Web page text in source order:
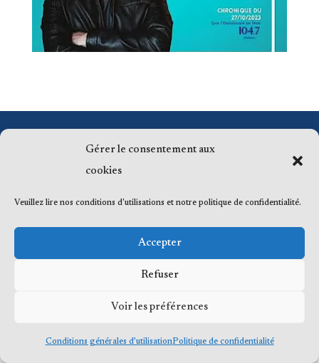
Gérer le consentement aux
cookies
Veuillez lire nos conditions d'utilisations et notre politique de confidentialité.
Accepter
Refuser
Voir les préférences
Conditions générales d’utilisationPolitique de confidentialité
© 2023 Me Frédéric Bérard, tous droits